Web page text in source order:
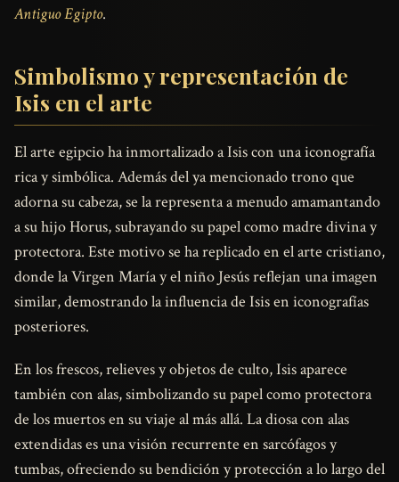
Antiguo Egipto.
Simbolismo y representación de
Isis en el arte
El arte egipcio ha inmortalizado a Isis con una iconografía
rica y simbólica. Además del ya mencionado trono que
adorna su cabeza, se la representa a menudo amamantando
a su hijo Horus, subrayando su papel como madre divina y
protectora. Este motivo se ha replicado en el arte cristiano,
donde la Virgen María y el niño Jesús reflejan una imagen
similar, demostrando la influencia de Isis en iconografías
posteriores.
En los frescos, relieves y objetos de culto, Isis aparece
también con alas, simbolizando su papel como protectora
de los muertos en su viaje al más allá. La diosa con alas
extendidas es una visión recurrente en sarcófagos y
tumbas, ofreciendo su bendición y protección a lo largo del